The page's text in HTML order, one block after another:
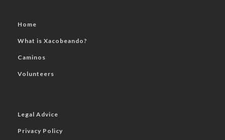
Home
What is Xacobeando?
Caminos
Volunteers
Legal Advice
Privacy Policy